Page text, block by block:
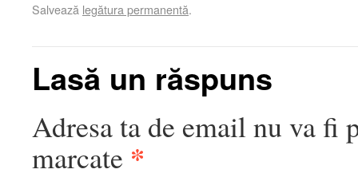
Salvează legătura permanentă.
Lasă un răspuns
Adresa ta de email nu va fi
marcate *